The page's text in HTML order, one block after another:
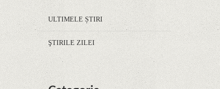
ULTIMELE ȘTIRI
ŞTIRILE ZILEI